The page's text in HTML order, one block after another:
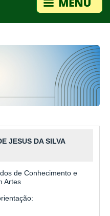
JESUS DA SILVA
de Conhecimento e
Artes